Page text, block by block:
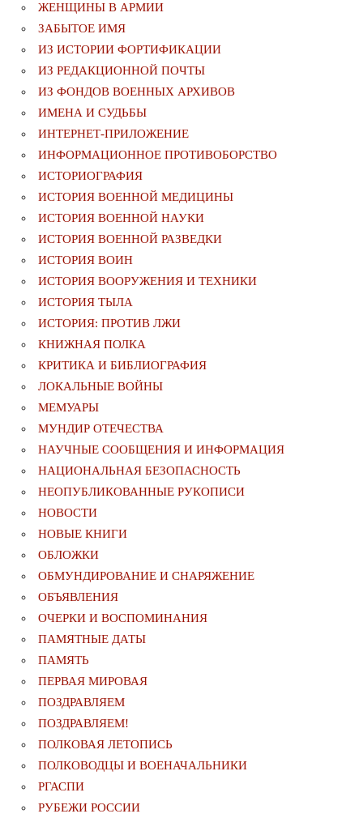
ЖЕНЩИНЫ В АРМИИ
ЗАБЫТОЕ ИМЯ
ИЗ ИСТОРИИ ФОРТИФИКАЦИИ
ИЗ РЕДАКЦИОННОЙ ПОЧТЫ
ИЗ ФОНДОВ ВОЕННЫХ АРХИВОВ
ИМЕНА И СУДЬБЫ
ИНТЕРНЕТ-ПРИЛОЖЕНИЕ
ИНФОРМАЦИОННОЕ ПРОТИВОБОРСТВО
ИСТОРИОГРАФИЯ
ИСТОРИЯ ВОЕННОЙ МЕДИЦИНЫ
ИСТОРИЯ ВОЕННОЙ НАУКИ
ИСТОРИЯ ВОЕННОЙ РАЗВЕДКИ
ИСТОРИЯ ВОИН
ИСТОРИЯ ВООРУЖЕНИЯ И ТЕХНИКИ
ИСТОРИЯ ТЫЛА
ИСТОРИЯ: ПРОТИВ ЛЖИ
КНИЖНАЯ ПОЛКА
КРИТИКА И БИБЛИОГРАФИЯ
ЛОКАЛЬНЫЕ ВОЙНЫ
МЕМУАРЫ
МУНДИР ОТЕЧЕСТВА
НАУЧНЫЕ СООБЩЕНИЯ И ИНФОРМАЦИЯ
НАЦИОНАЛЬНАЯ БЕЗОПАСНОСТЬ
НЕОПУБЛИКОВАННЫЕ РУКОПИСИ
НОВОСТИ
НОВЫЕ КНИГИ
ОБЛОЖКИ
ОБМУНДИРОВАНИЕ И СНАРЯЖЕНИЕ
ОБЪЯВЛЕНИЯ
ОЧЕРКИ И ВОСПОМИНАНИЯ
ПАМЯТНЫЕ ДАТЫ
ПАМЯТЬ
ПЕРВАЯ МИРОВАЯ
ПОЗДРАВЛЯЕМ
ПОЗДРАВЛЯЕМ!
ПОЛКОВАЯ ЛЕТОПИСЬ
ПОЛКОВОДЦЫ И ВОЕНАЧАЛЬНИКИ
РГАСПИ
РУБЕЖИ РОССИИ